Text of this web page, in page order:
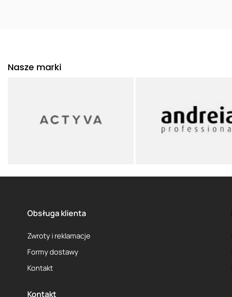
Nasze marki
Obsługa klienta
Zwroty i reklamacje
Formy dostawy
Kontakt
Kontakt